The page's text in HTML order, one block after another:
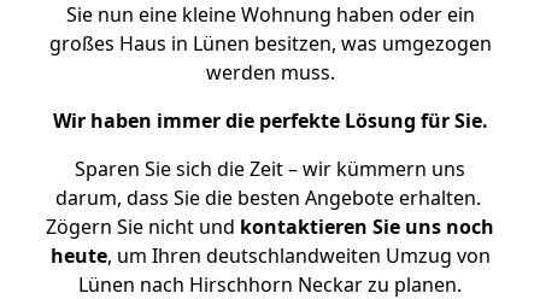
Sie nun eine kleine Wohnung haben oder ein
großes Haus in Lünen besitzen, was umgezogen
werden muss.
Wir haben immer die perfekte Lösung für Sie.
Sparen Sie sich die Zeit – wir kümmern uns
darum, dass Sie die besten Angebote erhalten.
Zögern Sie nicht und kontaktieren Sie uns noch
heute, um Ihren deutschlandweiten Umzug von
Lünen nach Hirschhorn Neckar zu planen.